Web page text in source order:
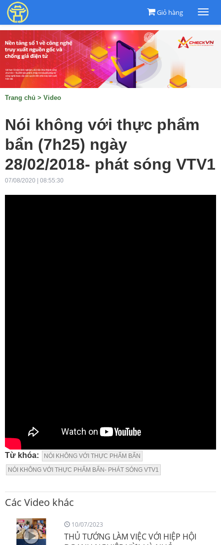
Giỏ hàng
Trang chủ > Video
Nói không với thực phẩm
bẩn (7h25) ngày
28/02/2018- phát sóng VTV1
07/08/2020 | 08:55:30
Từ khóa:
NÓI KHÔNG VỚI THỰC PHẨM BẨN
NÓI KHÔNG VỚI THỰC PHẨM BẨN- PHÁT SÓNG VTV1
Các Video khác
10/07/2023
THỦ TƯỚNG LÀM VIỆC VỚI HIỆP HỘI